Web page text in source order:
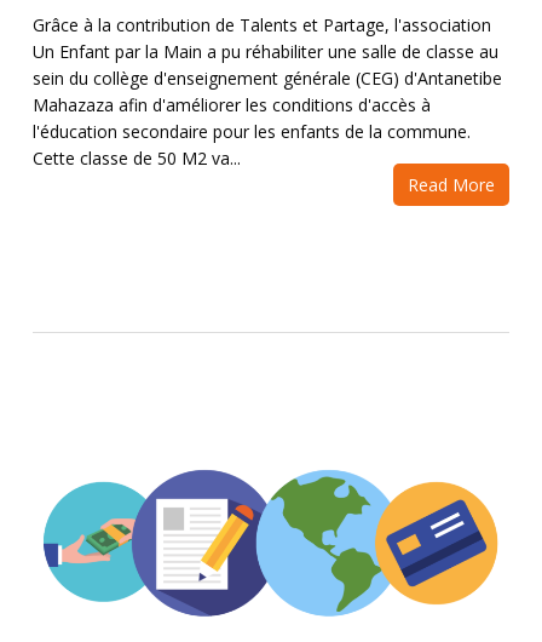
Grâce à la contribution de Talents et Partage, l'association
Un Enfant par la Main a pu réhabiliter une salle de classe au
sein du collège d'enseignement générale (CEG) d'Antanetibe
Mahazaza afin d'améliorer les conditions d'accès à
l'éducation secondaire pour les enfants de la commune.
Cette classe de 50 M2 va...
Read More